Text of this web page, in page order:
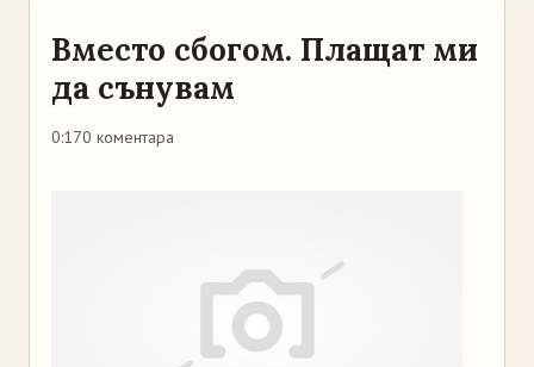
Вместо сбогом. Плащат ми
да сънувам
0:170 коментара